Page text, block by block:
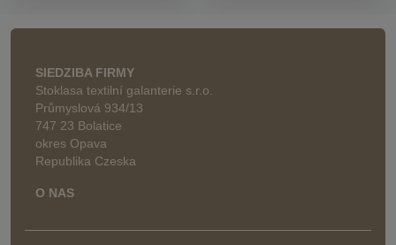
SIEDZIBA FIRMY
Stoklasa textilní galanterie s.r.o.
Průmyslová 934/13
747 23 Bolatice
okres Opava
Republika Czeska
O NAS